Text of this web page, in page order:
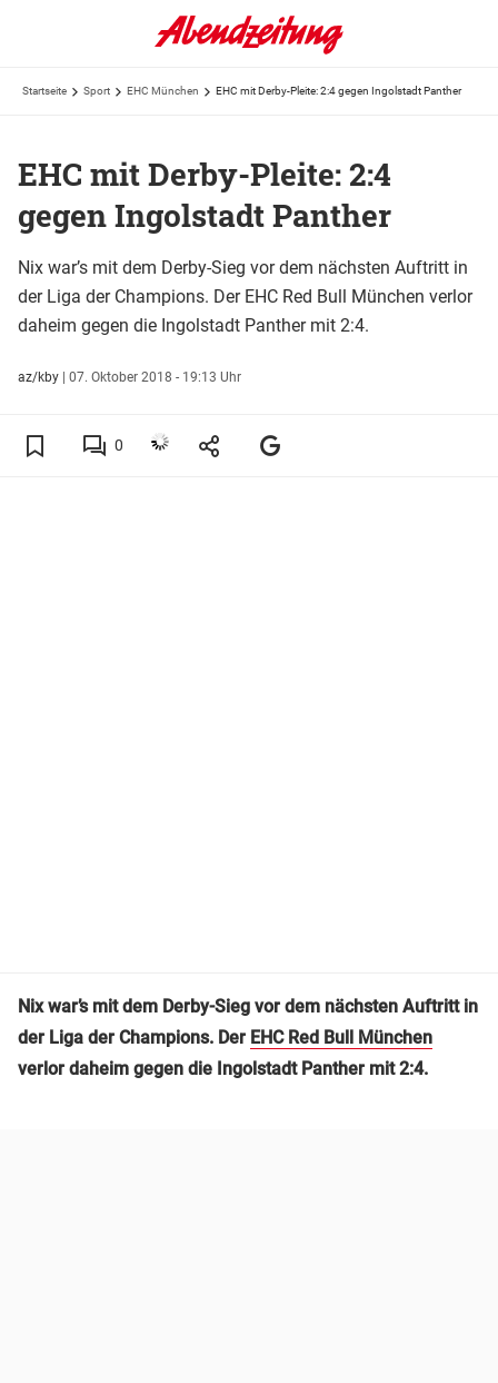
Startseite Sport EHC München EHC mit Derby-Pleite: 2:4 gegen Ingolstadt Panther
EHC mit Derby-Pleite: 2:4
gegen Ingolstadt Panther
Nix war’s mit dem Derby-Sieg vor dem nächsten Auftritt in
der Liga der Champions. Der EHC Red Bull München verlor
daheim gegen die Ingolstadt Panther mit 2:4.
az/kby | 07. Oktober 2018 - 19:13 Uhr
0
Nix war’s mit dem Derby-Sieg vor dem nächsten Auftritt in
der Liga der Champions. Der EHC Red Bull München
verlor daheim gegen die Ingolstadt Panther mit 2:4.